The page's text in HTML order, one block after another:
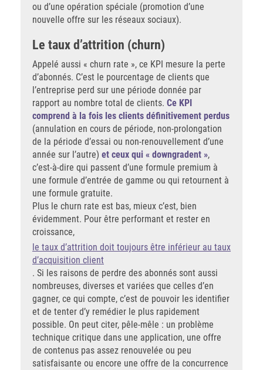
ou d’une opération spéciale (promotion d’une
nouvelle offre sur les réseaux sociaux).
Le taux d’attrition (churn)
Appelé aussi « churn rate », ce KPI mesure la perte
d’abonnés. C’est le pourcentage de clients que
l’entreprise perd sur une période donnée par
rapport au nombre total de clients. Ce KPI
comprend à la fois les clients définitivement perdus
(annulation en cours de période, non-prolongation
de la période d’essai ou non-renouvellement d’une
année sur l’autre) et ceux qui « downgradent »,
c’est-à-dire qui passent d’une formule premium à
une formule d’entrée de gamme ou qui retournent à
une formule gratuite.
Plus le churn rate est bas, mieux c’est, bien
évidemment. Pour être performant et rester en
croissance,
le taux d’attrition doit toujours être inférieur au taux
d’acquisition client
. Si les raisons de perdre des abonnés sont aussi
nombreuses, diverses et variées que celles d’en
gagner, ce qui compte, c’est de pouvoir les identifier
et de tenter d’y remédier le plus rapidement
possible. On peut citer, pêle-mêle : un problème
technique critique dans une application, une offre
de contenus pas assez renouvelée ou peu
satisfaisante ou encore une offre de la concurrence